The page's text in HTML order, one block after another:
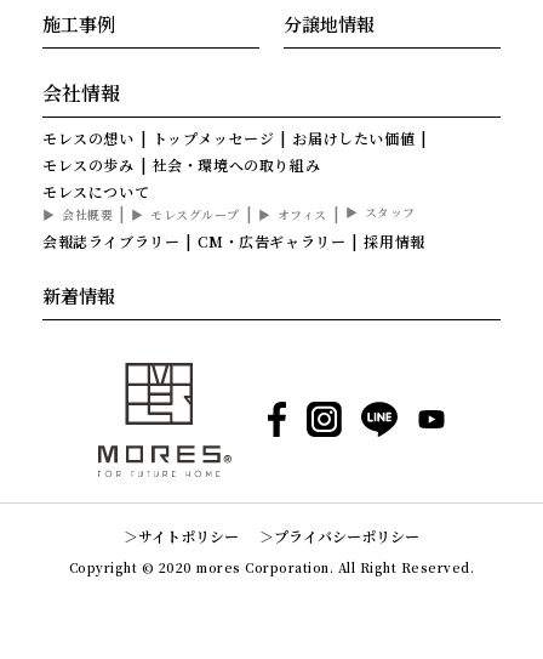
施工事例 分譲地情報
会社情報
モレスの想い トップメッセージ
お届けしたい価値
モレスの歩み
社会・環境への取り組み
モレスについて
会社概要 モレスグループ オフィス スタッフ
会報誌ライブラリー CM・広告ギャラリー 採用情報
新着情報
Facebook
Instagram
LINE YouTube
サイトポリシー プライバシーポリシー
Copyright © 2020 mores Corporation. All Right Reserved.